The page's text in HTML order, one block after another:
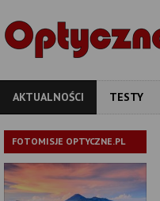
AKTUALNOŚCI TESTY
FOTOMISJE OPTYCZNE.PL